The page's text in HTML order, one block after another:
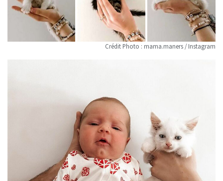
Crédit Photo : mama.maners / Instagram